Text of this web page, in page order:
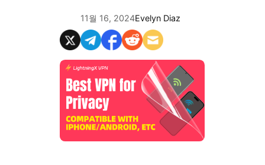
11월 16, 2024Evelyn Diaz